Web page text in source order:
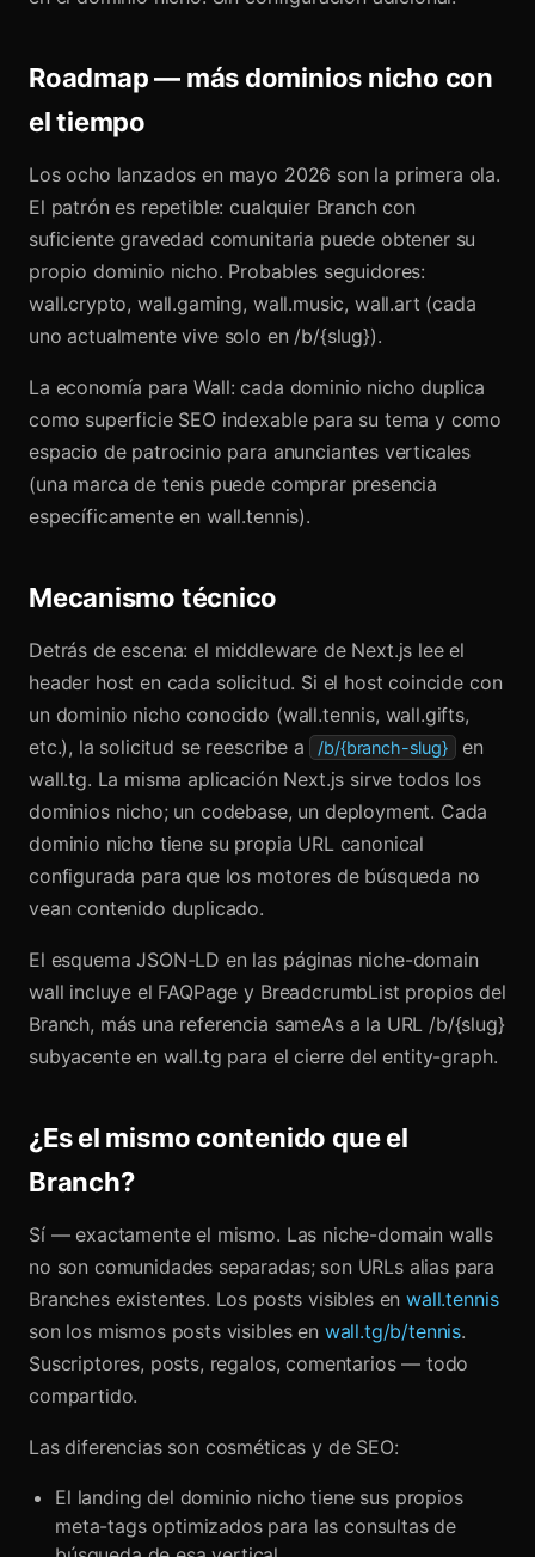
Roadmap — más dominios nicho con
el tiempo
Los ocho lanzados en mayo 2026 son la primera ola.
El patrón es repetible: cualquier Branch con
suficiente gravedad comunitaria puede obtener su
propio dominio nicho. Probables seguidores:
wall.crypto, wall.gaming, wall.music, wall.art (cada
uno actualmente vive solo en /b/{slug}).
La economía para Wall: cada dominio nicho duplica
como superficie SEO indexable para su tema y como
espacio de patrocinio para anunciantes verticales
(una marca de tenis puede comprar presencia
específicamente en wall.tennis).
Mecanismo técnico
Detrás de escena: el middleware de Next.js lee el
header host en cada solicitud. Si el host coincide con
un dominio nicho conocido (wall.tennis, wall.gifts,
etc.), la solicitud se reescribe a
/b/{branch-slug}
en
wall.tg. La misma aplicación Next.js sirve todos los
dominios nicho; un codebase, un deployment. Cada
dominio nicho tiene su propia URL canonical
configurada para que los motores de búsqueda no
vean contenido duplicado.
El esquema JSON-LD en las páginas niche-domain
wall incluye el FAQPage y BreadcrumbList propios del
Branch, más una referencia sameAs a la URL /b/{slug}
subyacente en wall.tg para el cierre del entity-graph.
¿Es el mismo contenido que el
Branch?
Sí — exactamente el mismo. Las niche-domain walls
no son comunidades separadas; son URLs alias para
Branches existentes. Los posts visibles enwall.tennis
son los mismos posts visibles en wall.tg/b/tennis.
Suscriptores, posts, regalos, comentarios — todo
compartido.
Las diferencias son cosméticas y de SEO:
El landing del dominio nicho tiene sus propios
meta-tags optimizados para las consultas de